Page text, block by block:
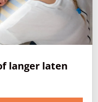
langer laten